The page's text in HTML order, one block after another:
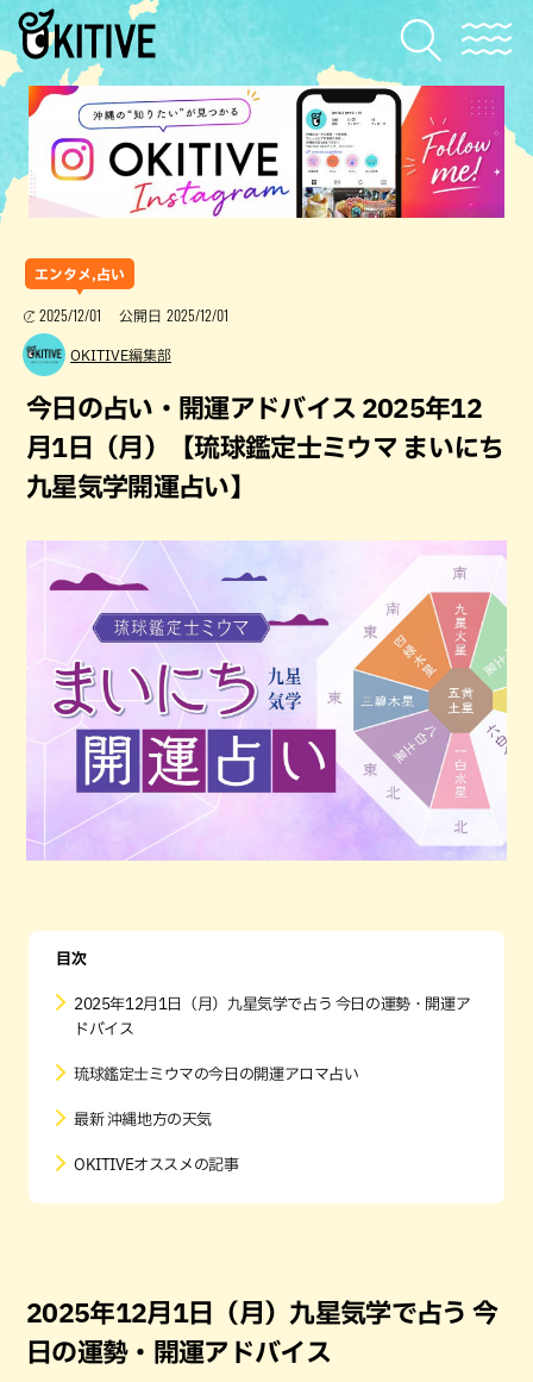
エンタメ,占い
2025/12/01 公開日 2025/12/01
OKITIVE編集部
今日の占い・開運アドバイス 2025年12
月1日（月）【琉球鑑定士ミウマ まいにち
九星気学開運占い】
目次
2025年12月1日（月）九星気学で占う 今日の運勢・開運ア
ドバイス
琉球鑑定士ミウマの今日の開運アロマ占い
最新 沖縄地方の天気
OKITIVEオススメの記事
2025年12月1日（月）九星気学で占う 今
日の運勢・開運アドバイス